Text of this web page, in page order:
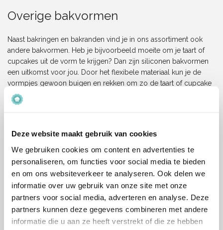
Deze website maakt gebruik van cookies
We gebruiken cookies om content en advertenties te
personaliseren, om functies voor social media te bieden
en om ons websiteverkeer te analyseren. Ook delen we
informatie over uw gebruik van onze site met onze
partners voor social media, adverteren en analyse. Deze
partners kunnen deze gegevens combineren met andere
informatie die u aan ze heeft verstrekt of die ze hebben
Overige bakvormen
Naast bakringen en bakranden vind je in ons assortiment ook
andere bakvormen. Heb je bijvoorbeeld moeite om je taart of
cupcakes uit de vorm te krijgen? Dan zijn siliconen bakvormen
een uitkomst voor jou. Door het flexibele materiaal kun je de
vormpjes gewoon buigen en rekken om zo de taart of cupcake
er makkelijk ui te krijgen.
kiezen om gebruik te maken van wegwerp bakvormen
zegt het al deze kun je één keer gebruiken en daarna weer
weggooien.
Veelgestelde vragen
Wat is het verschil tussen een bakrand en een bakring?